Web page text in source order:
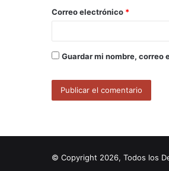
*
Correo electrónico *
Guardar mi nombre, correo
© Copyright 2026, Todos los